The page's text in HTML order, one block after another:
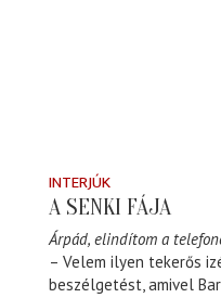
INTERJÚK
A SENKI FÁJA
Árpád, elindítom a
– Velem ilyen tekerős
beszélgetést, amivel